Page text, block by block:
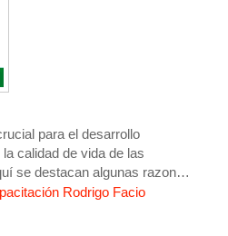
para el desarrollo
calidad de vida de las
se destacan algunas razones
Rodrigo Facio